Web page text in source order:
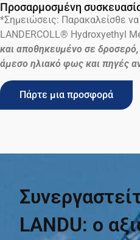
Προσαρμοσμένη
*Σημειώσεις: Παρακαλείσθε να
LANDERCOLL® Hydroxyethyl
και αποθηκευμένο σε
άμεσο ηλιακό φως και πηγές
Πάρτε μια προσφορά
LANDU: ο